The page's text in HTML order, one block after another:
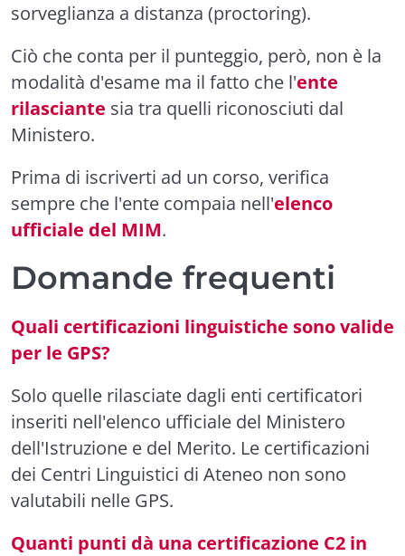
sorveglianza a distanza (proctoring).
Ciò che conta per il punteggio, però, non è la
modalità d'esame ma il fatto che l'ente
rilasciante sia tra quelli riconosciuti dal
Ministero.
Prima di iscriverti ad un corso, verifica
sempre che l'ente compaia nell'elenco
ufficiale del MIM.
Domande frequenti
Quali certificazioni linguistiche sono valide
per le GPS?
Solo quelle rilasciate dagli enti certificatori
inseriti nell'elenco ufficiale del Ministero
dell'Istruzione e del Merito. Le certificazioni
dei Centri Linguistici di Ateneo non sono
valutabili nelle GPS.
Quanti punti dà una certificazione C2 in